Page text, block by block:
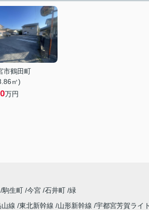
市鶴田町
㎡)
万円
駒生町 今宮 石井町 緑
山線 東北新幹線 山形新幹線 宇都宮芳賀ライ